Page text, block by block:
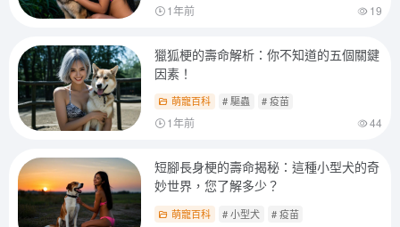
1年前 19
獵狐梗的壽命解析：你不知道的五個關鍵
因素！
萌寵百科 # 驅蟲 # 疫苗
1年前 44
短腳長身梗的壽命揭秘：這種小型犬的奇
妙世界，您了解多少？
萌寵百科 # 小型犬 # 疫苗